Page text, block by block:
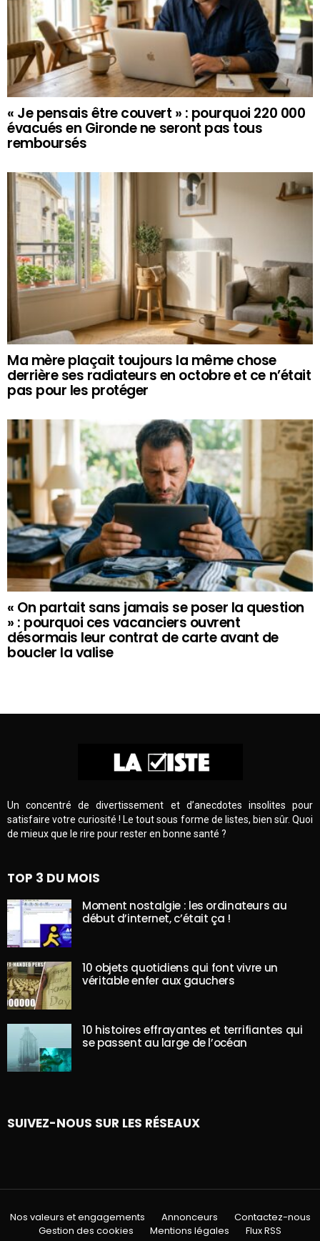
« Je pensais être couvert » : pourquoi 220 000
évacués en Gironde ne seront pas tous
remboursés
Ma mère plaçait toujours la même chose
derrière ses radiateurs en octobre et ce n’était
pas pour les protéger
« On partait sans jamais se poser la question
» : pourquoi ces vacanciers ouvrent
désormais leur contrat de carte avant de
boucler la valise
Un concentré de divertissement et d’anecdotes insolites pour
satisfaire votre curiosité ! Le tout sous forme de listes, bien sûr. Quoi
de mieux que le rire pour rester en bonne santé ?
TOP 3 DU MOIS
Moment nostalgie : les ordinateurs au
début d’internet, c’était ça !
10 objets quotidiens qui font vivre un
véritable enfer aux gauchers
10 histoires effrayantes et terrifiantes qui
se passent au large de l’océan
SUIVEZ-NOUS SUR LES RÉSEAUX
Nos valeurs et engagements Annonceurs
Contactez-nous
Gestion des cookies
Mentions légales Flux RSS